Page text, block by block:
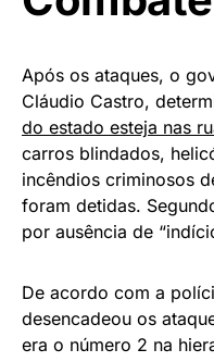
Após os ataques, o
Cláudio Castro,
do estado esteja nas
carros blindados,
incêndios criminosos
foram detidas.
por ausência de
De acordo com a
desencadeou os
era o número 2 na